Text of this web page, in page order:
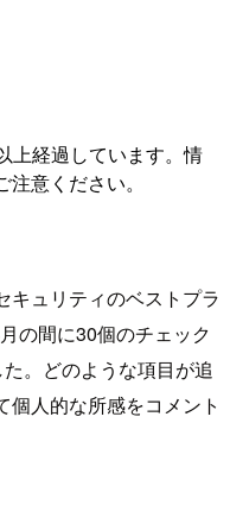
上経過しています。情
意ください。
キュリティのベストプラ
の間に30個のチェック
。どのような項目が追
個人的な所感をコメント